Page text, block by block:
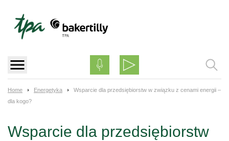
content
Home Energetyka
Wsparcie dla przedsiębiorstw w związku z cenami energii –
dla kogo?
Wsparcie dla przedsiębiorstw